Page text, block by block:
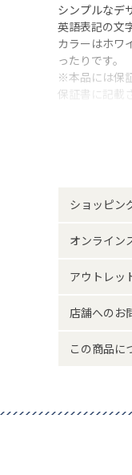
シンプルなデ
英語表記の文
カラーはホワ
ったりです。
※本品には保
保証書に記載
なお、保証
店舗電話番
サイ
ショッピン
オンライン
アウトレッ
店舗へのお
この商品に